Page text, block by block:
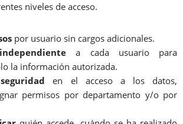
niveles de acceso.
por usuario sin cargos adicionales.
a cada usuario para
la información autorizada.
en el acceso a los datos,
permisos por departamento y/o por